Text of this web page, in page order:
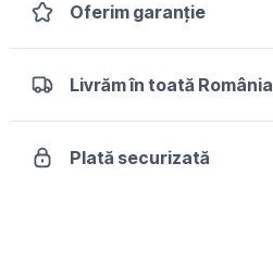
Oferim garanție
Livrăm în toată România
Plată securizată